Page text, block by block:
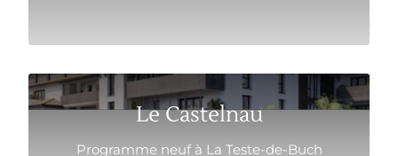
Le Castelnau
Programme neuf à La Teste-de-Buch